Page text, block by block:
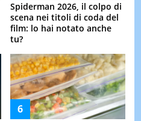
Spiderman 2026, il colpo di
scena nei titoli di coda del
film: lo hai notato anche
tu?